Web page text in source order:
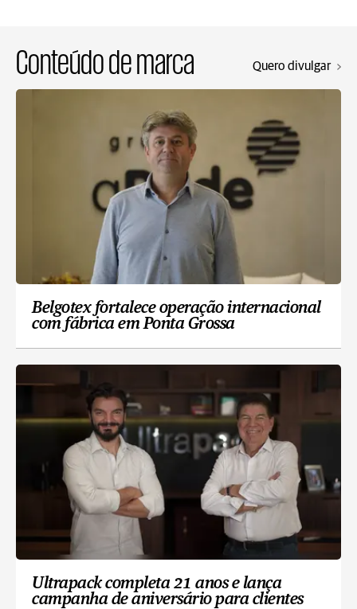
Conteúdo de marca Quero divulgar
Belgotex fortalece operação internacional
com fábrica em Ponta Grossa
Ultrapack completa 21 anos e lança
campanha de aniversário para clientes